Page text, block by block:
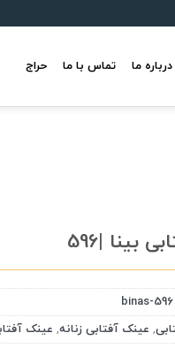
درباره ما تماس با ما حراج
بینا |596
binas-596
, عینک آفتابی زنانه, عینک